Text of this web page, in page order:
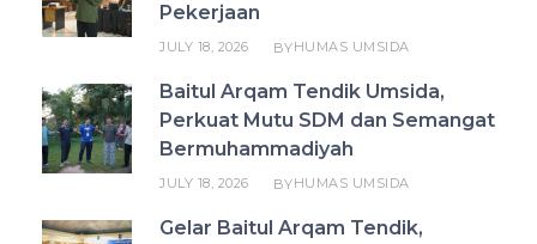
Pekerjaan
JULY 18, 2026 BYHUMAS UMSIDA
Baitul Arqam Tendik Umsida,
Perkuat Mutu SDM dan Semangat
Bermuhammadiyah
JULY 18, 2026 BYHUMAS UMSIDA
Gelar Baitul Arqam Tendik,